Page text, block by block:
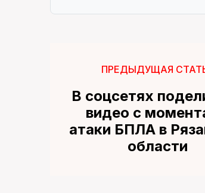
ПРЕДЫДУЩАЯ
В соцсетях
видео с
атаки БПЛА в
области